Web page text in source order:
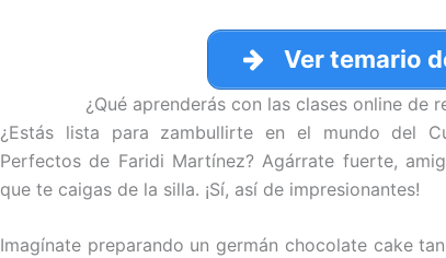
Ver temario
¿Qué aprenderás con las clases online de
¿Estás lista para zambullirte en el mundo del
Perfectos de Faridi Martínez? Agárrate fuerte,
que te caigas de la silla. ¡Sí, así de impresionantes!
Imagínate preparando un germán chocolate cake